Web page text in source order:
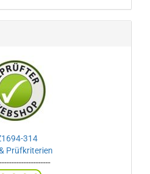
314
Prüfkriterien